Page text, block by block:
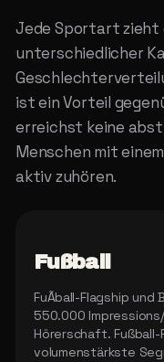
Jede Sportart zieht
unterschiedlicher
ist ein Vorteil
erreichst keine
Menschen mit
aktiv zuhören.
Fußball
FuÃball-Flagship
550.000
Hörerschaft.
volumenstärkste